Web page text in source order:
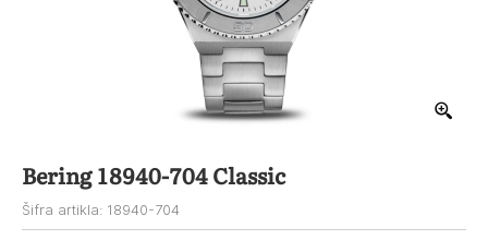
Bering 18940-704 Classic
Šifra artikla: 18940-704